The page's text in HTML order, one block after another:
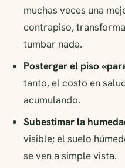
muchas veces una
contrapiso,
tumbar nada.
Postergar el piso
tanto, el costo en
acumulando.
Subestimar la
visible; el suelo
se ven a simple vista.